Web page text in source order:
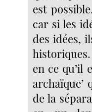
est
car si les
des idées,
en ce qu’il
archaïque’
de la